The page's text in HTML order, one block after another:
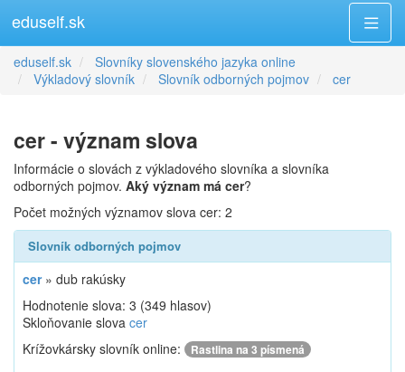
eduself.sk
eduself.sk
Slovníky slovenského jazyka online
Výkladový slovník
Slovník odborných pojmov cer
cer - význam slova
Informácie o slovách z výkladového slovníka a slovníka
odborných pojmov. Aký význam má cer?
Počet možných významov slova cer: 2
Slovník odborných pojmov
cer» dub rakúsky
Hodnotenie slova: 3 (349 hlasov)
Skloňovanie slova cer
Krížovkársky slovník online:
Rastlina na 3 písmená